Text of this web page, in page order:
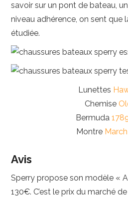
savoir sur un pont de bateau,
niveau adhérence, on sent que
étudiée.
Lunettes
Chemise
Bermuda
Montre
Avis
Sperry propose son modèle «
130€. C’est le prix du marché